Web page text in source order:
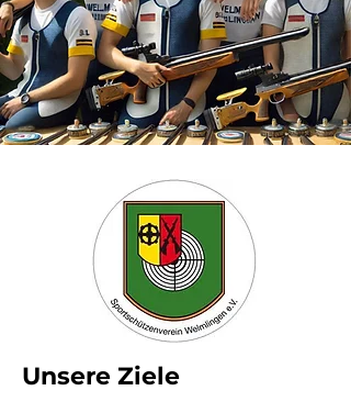
Unsere Ziele